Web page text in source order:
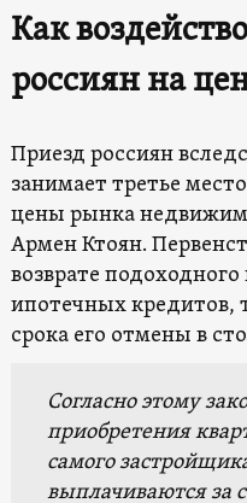
Как
россиян на
Приезд россиян
занимает третье
цены рынка
Армен Ктоян.
возврате
ипотечных кредитов,
срока его отмены в
Согласно этому
приобретения
самого
выплачиваются за